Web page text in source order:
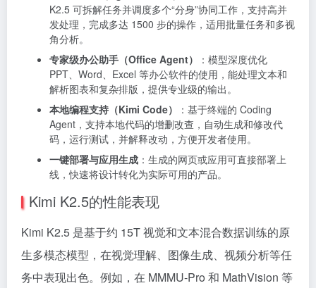
K2.5 可拆解任务并调度多个“分身”协同工作，支持高并
发处理，完成多达 1500 步的操作，适用批量任务和多视
角分析。
专家级办公助手（Office Agent）
：模型深度优化
PPT、Word、Excel 等办公软件的使用，能处理文本和
解析图表和复杂排版，提供专业级的输出。
本地编程支持（Kimi Code）
：基于终端的 Coding
Agent，支持本地代码的增删改查，自动生成和修改代
码，运行测试，并解释改动，方便开发者使用。
一键部署与应用生成 ：生成的网页或应用可直接部署上
线，快速将设计转化为实际可用的产品。
Kimi K2.5的性能表现
Kimi K2.5 是基于约 15T 视觉和文本混合数据训练的原
生多模态模型，在视觉理解、图像生成、视频分析等任
务中表现出色。例如，在 MMMU-Pro 和 MathVision 等